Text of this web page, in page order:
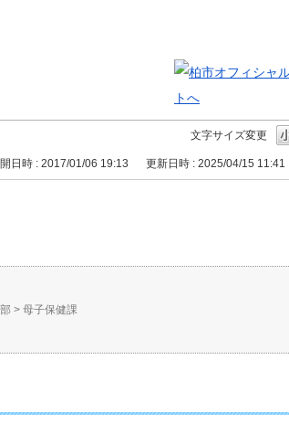
文字サイズ変更
日時 : 2017/01/06 19:13 更新日時 : 2025/04/15 11:41
> 母子保健課